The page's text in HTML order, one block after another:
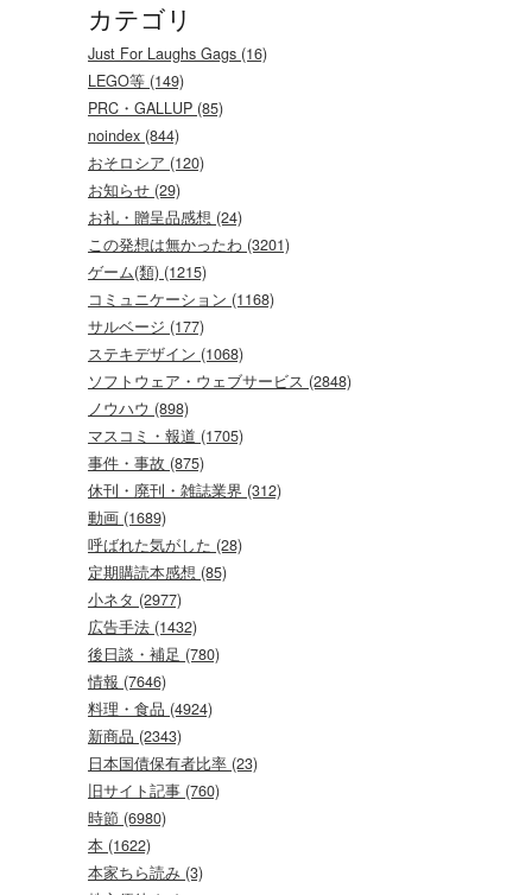
カテゴリ
Just For Laughs Gags (16)
LEGO等 (149)
PRC・GALLUP (85)
noindex (844)
おそロシア (120)
お知らせ (29)
お礼・贈呈品感想 (24)
この発想は無かったわ (3201)
ゲーム(類) (1215)
コミュニケーション (1168)
サルベージ (177)
ステキデザイン (1068)
ソフトウェア・ウェブサービス (2848)
ノウハウ (898)
マスコミ・報道 (1705)
事件・事故 (875)
休刊・廃刊・雑誌業界 (312)
動画 (1689)
呼ばれた気がした (28)
定期購読本感想 (85)
小ネタ (2977)
広告手法 (1432)
後日談・補足 (780)
情報 (7646)
料理・食品 (4924)
新商品 (2343)
日本国債保有者比率 (23)
旧サイト記事 (760)
時節 (6980)
本 (1622)
本家ちら読み (3)